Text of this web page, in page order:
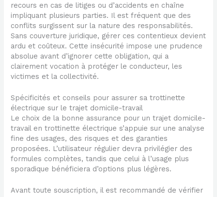
recours en cas de litiges ou d’accidents en chaîne
impliquant plusieurs parties. Il est fréquent que des
conflits surgissent sur la nature des responsabilités.
Sans couverture juridique, gérer ces contentieux devient
ardu et coûteux. Cette insécurité impose une prudence
absolue avant d’ignorer cette obligation, qui a
clairement vocation à protéger le conducteur, les
victimes et la collectivité.
Spécificités et conseils pour assurer sa trottinette
électrique sur le trajet domicile-travail
Le choix de la bonne assurance pour un trajet domicile-
travail en trottinette électrique s’appuie sur une analyse
fine des usages, des risques et des garanties
proposées. L’utilisateur régulier devra privilégier des
formules complètes, tandis que celui à l’usage plus
sporadique bénéficiera d’options plus légères.
Avant toute souscription, il est recommandé de vérifier